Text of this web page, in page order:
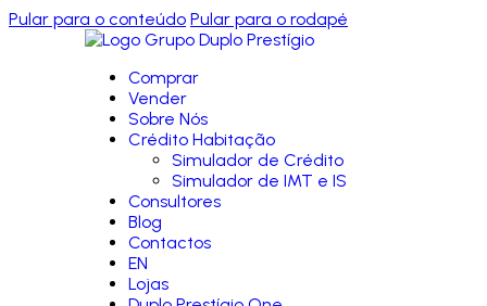
Pular para o conteúdo Pular para o rodapé
Comprar
Vender
Sobre Nós
Crédito Habitação
Simulador de Crédito
Simulador de IMT e IS
Consultores
Blog
Contactos
EN
Lojas